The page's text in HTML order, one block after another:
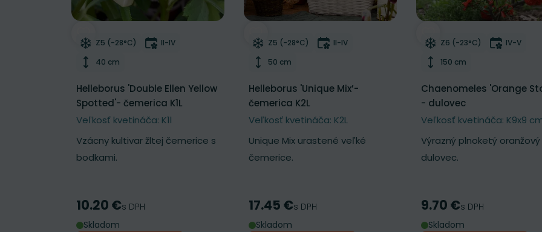
Odober do zoznamu želaní
Mrazuvzdornosť
Z5 (-28°C) Doba kvitnutia
II-IV
Výška rastliny
40 cm
Helleborus 'Double Ellen Yellow
Spotted'- čemerica K1L
Veľkosť kvetináča: K1l
Vzácny kultivar žltej čemerice s
bodkami.
Cena
10.20 €s DPH
Skladom
Odober do zoznamu želaní
Mrazuvzdornosť
Z5 (-28°C) Doba kvitnutia
II-IV
Výška rastliny
50 cm
Helleborus 'Unique Mix’-
čemerica K2L
Veľkosť kvetináča: K2L
Unique Mix urastené veľké
čemerice.
Cena
17.45 €s DPH
Skladom
Odober do zoznamu želaní
Mrazuvzdornosť
Z6 (-23°C) Doba
IV-V
Výška rastliny
150 cm
Chaenomeles 'Orange
- dulovec
Veľkosť kvetináča: K9x9
Výrazný plnoketý oranžový
dulovec.
Cena
9.70 €s DPH
Skladom